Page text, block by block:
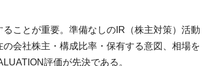
ことが重要。準備なしのIR（株主対策）活動
会社株主・構成比率・保有する意図、相場を
評価が先決である。